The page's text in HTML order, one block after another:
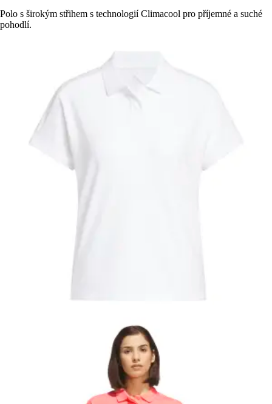
Polo s širokým střihem s technologií Climacool pro příjemné a suché
pohodlí.